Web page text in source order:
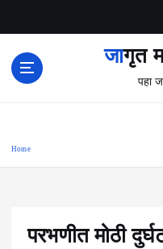
जागृत
पहा
Home
परभणीत मोठी